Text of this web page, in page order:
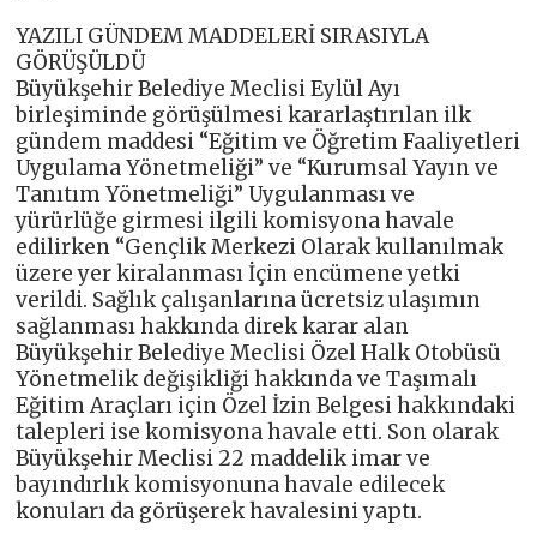
YAZILI GÜNDEM MADDELERİ SIRASIYLA
GÖRÜŞÜLDÜ
Büyükşehir Belediye Meclisi Eylül Ayı
birleşiminde görüşülmesi kararlaştırılan ilk
gündem maddesi “Eğitim ve Öğretim Faaliyetleri
Uygulama Yönetmeliği” ve “Kurumsal Yayın ve
Tanıtım Yönetmeliği” Uygulanması ve
yürürlüğe girmesi ilgili komisyona havale
edilirken “Gençlik Merkezi Olarak kullanılmak
üzere yer kiralanması İçin encümene yetki
verildi. Sağlık çalışanlarına ücretsiz ulaşımın
sağlanması hakkında direk karar alan
Büyükşehir Belediye Meclisi Özel Halk Otobüsü
Yönetmelik değişikliği hakkında ve Taşımalı
Eğitim Araçları için Özel İzin Belgesi hakkındaki
talepleri ise komisyona havale etti. Son olarak
Büyükşehir Meclisi 22 maddelik imar ve
bayındırlık komisyonuna havale edilecek
konuları da görüşerek havalesini yaptı.